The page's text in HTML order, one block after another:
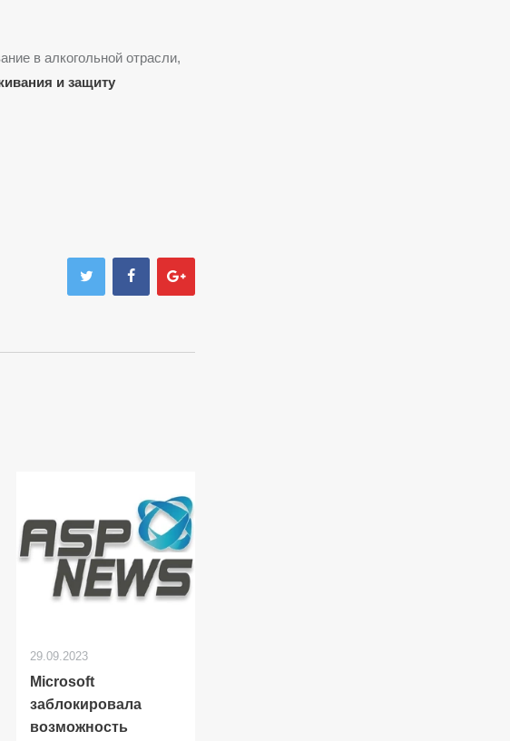
в алкогольной отрасли,
и защиту
29.09.2023
Microsoft
заблокировала
возможность